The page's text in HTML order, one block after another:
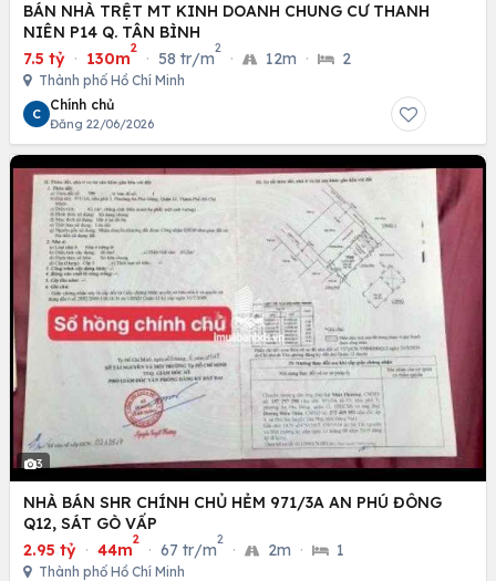
BÁN NHÀ TRỆT MT KINH DOANH CHUNG CƯ THANH
NIÊN P14 Q. TÂN BÌNH
7.5 tỷ · 130m
2
· 58 tr/m
2
· 12m · 2
Thành phố Hồ Chí Minh
C
Chính chủ
Đăng 22/06/2026
3
NHÀ BÁN SHR CHÍNH CHỦ HẺM 971/3A AN PHÚ ĐÔNG
Q12, SÁT GÒ VẤP
2.95 tỷ · 44m
2
· 67 tr/m
2
· 2m · 1
Thành phố Hồ Chí Minh